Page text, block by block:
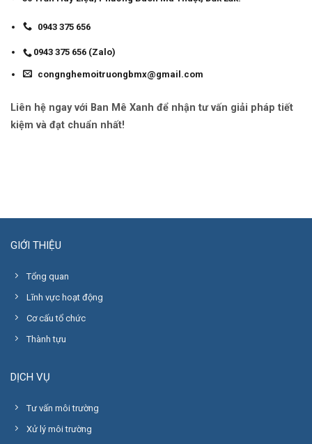
0943 375 656
0943 375 656 (Zalo)
congnghemoitruongbmx@gmail.com
Liên hệ ngay với Ban Mê Xanh để nhận tư vấn giải pháp tiết
kiệm và đạt chuẩn nhất!
GIỚI THIỆU
Tổng quan
Lĩnh vực hoạt động
Cơ cấu tổ chức
Thành tựu
DỊCH VỤ
Tư vấn môi trường
Xử lý môi trường